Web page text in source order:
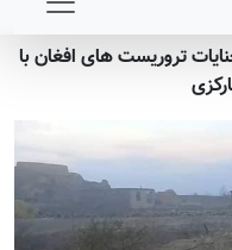
تروریست های افغان با